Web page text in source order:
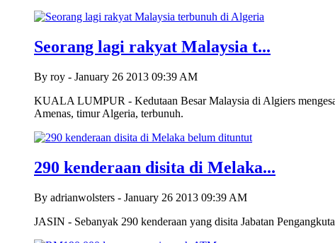
Seorang lagi rakyat Malaysia t...
By roy - January 26 2013 09:39 AM
KUALA LUMPUR - Kedutaan Besar Malaysia di Algiers
Amenas, timur Algeria, terbunuh.
290 kenderaan disita di Melaka...
By adrianwolsters - January 26 2013 09:39 AM
JASIN - Sebanyak 290 kenderaan yang disita Jabatan